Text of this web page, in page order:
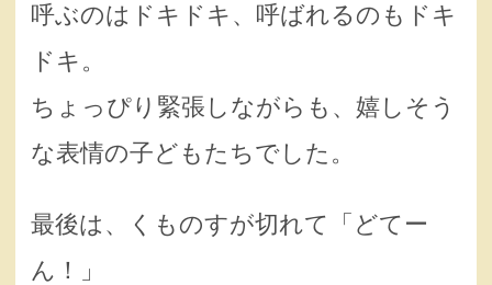
呼ぶのはドキドキ、呼ばれるのもドキ
ドキ。
ちょっぴり緊張しながらも、嬉しそう
な表情の子どもたちでした。
最後は、くものすが切れて「どてー
ん！」